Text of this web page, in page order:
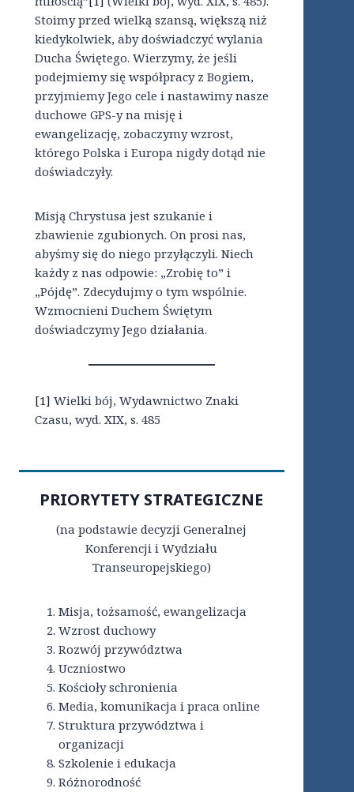
Stoimy przed wielką szansą, większą niż
kiedykolwiek, aby doświadczyć wylania
Ducha Świętego. Wierzymy, że jeśli
podejmiemy się współpracy z Bogiem,
przyjmiemy Jego cele i nastawimy nasze
duchowe GPS-y na misję i
ewangelizację, zobaczymy wzrost,
którego Polska i Europa nigdy dotąd nie
doświadczyły.
Misją Chrystusa jest szukanie i
zbawienie zgubionych. On prosi nas,
abyśmy się do niego przyłączyli. Niech
każdy z nas odpowie: „Zrobię to” i
„Pójdę”. Zdecydujmy o tym wspólnie.
Wzmocnieni Duchem Świętym
doświadczymy Jego działania.
[1] Wielki bój, Wydawnictwo Znaki
Czasu, wyd. XIX, s. 485
PRIORYTETY STRATEGICZNE
(na podstawie decyzji Generalnej
Konferencji i Wydziału
Transeuropejskiego)
Misja, tożsamość, ewangelizacja
Wzrost duchowy
Rozwój przywództwa
Uczniostwo
Kościoły schronienia
Media, komunikacja i praca online
Struktura przywództwa i
organizacji
Szkolenie i edukacja
Różnorodność